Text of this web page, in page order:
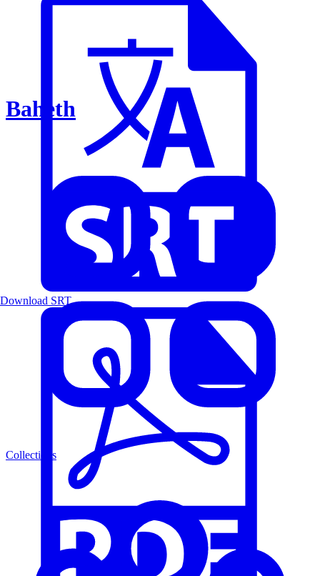
Baheth
Collections
Download SRT